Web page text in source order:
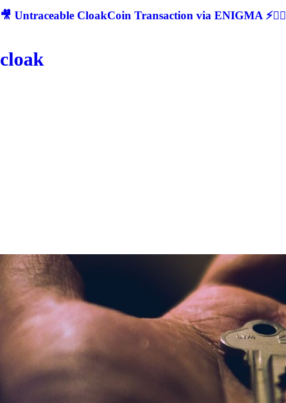
🎥 Untraceable CloakCoin Transaction via ENIGMA ⚡🕵‍♂
cloak